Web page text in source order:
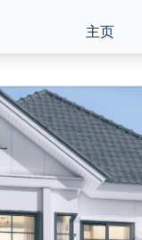
主页